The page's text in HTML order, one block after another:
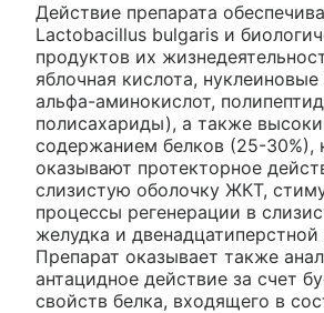
Действие препарата
Lactobacillus bulgaris и
продуктов их
яблочная кислота,
альфа-аминокислот,
полисахариды), а также
содержанием белков (25-30%),
оказывают протекторное
слизистую оболочку ЖКТ,
процессы регенерации в
желудка и
Препарат оказывает также
антацидное действие за счет
свойств белка, входящего в